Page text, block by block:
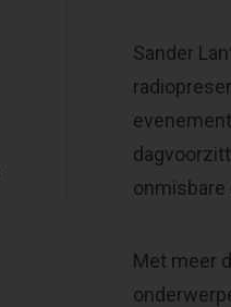
Sander
Met meer